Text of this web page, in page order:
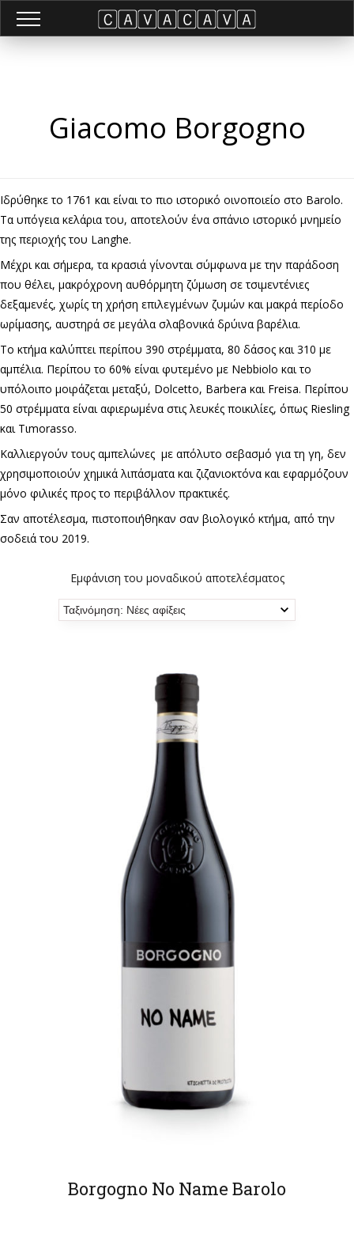
Giacomo Borgogno
Ιδρύθηκε το 1761 και είναι το πιο ιστορικό οινοποιείο στο Barolo.
Τα υπόγεια κελάρια του, αποτελούν ένα σπάνιο ιστορικό μνημείο
της περιοχής του Langhe.
Μέχρι και σήμερα, τα κρασιά γίνονται σύμφωνα με την παράδοση
που θέλει, μακρόχρονη αυθόρμητη ζύμωση σε τσιμεντένιες
δεξαμενές, χωρίς τη χρήση επιλεγμένων ζυμών και μακρά περίοδο
ωρίμασης, αυστηρά σε μεγάλα σλαβονικά δρύινα βαρέλια.
Το κτήμα καλύπτει περίπου 390 στρέμματα, 80 δάσος και 310 με
αμπέλια. Περίπου το 60% είναι φυτεμένο με Nebbiolo και το
υπόλοιπο μοιράζεται μεταξύ, Dolcetto, Barbera και Freisa. Περίπου
50 στρέμματα είναι αφιερωμένα στις λευκές ποικιλίες, όπως Riesling
και Τιmorasso.
Καλλιεργούν τους αμπελώνες με απόλυτο σεβασμό για τη γη, δεν
χρησιμοποιούν χημικά λιπάσματα και ζιζανιοκτόνα και εφαρμόζουν
μόνο φιλικές προς το περιβάλλον πρακτικές.
Σαν αποτέλεσμα, πιστοποιήθηκαν σαν βιολογικό κτήμα, από την
σοδειά του 2019.
Εμφάνιση του μοναδικού αποτελέσματος
Borgogno No Name Barolo